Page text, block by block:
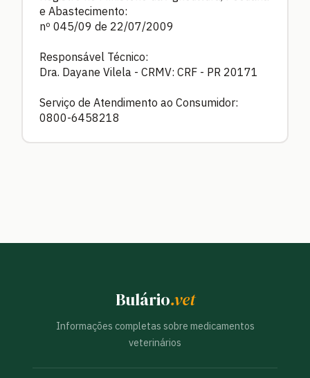
e Abastecimento:
nº 045/09 de 22/07/2009
Responsável Técnico:
Dra. Dayane Vilela - CRMV: CRF - PR 20171
Serviço de Atendimento ao Consumidor:
0800-6458218
Bulário.vet
Informações completas sobre medicamentos
veterinários